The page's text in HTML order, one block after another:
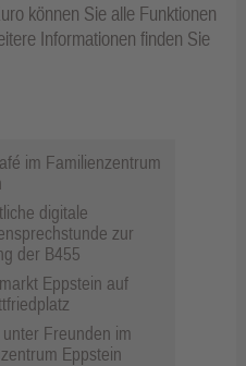
können Sie alle Funktionen
Informationen finden Sie
im Familienzentrum
digitale
zur
der B455
Eppstein auf
Freunden im
Eppstein